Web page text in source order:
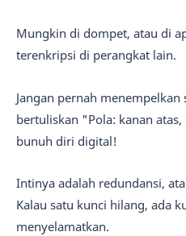
Mungkin di dompet, atau di
terenkripsi di perangkat lain.
Jangan pernah
bertuliskan "Pola: kanan
bunuh diri digital!
Intinya adalah redundansi,
Kalau satu kunci hilang, ada
menyelamatkan.